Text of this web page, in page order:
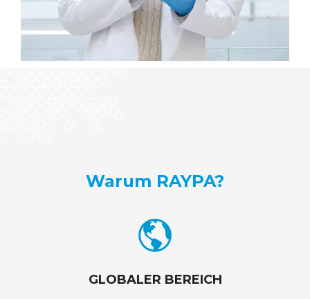
Warum RAYPA?
GLOBALER BEREICH